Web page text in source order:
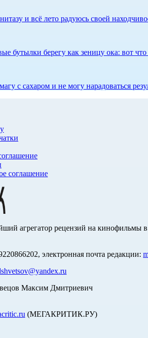
и всё лето радуюсь своей
бутылки берегу как зеницу ока: вот
с сахаром и не могу нарадоваться
соглашение
агрегатор рецензий на кинофильмы в
электронная почта редакции:
Максим Дмитриевич
(МЕГАКРИТИК.РУ)